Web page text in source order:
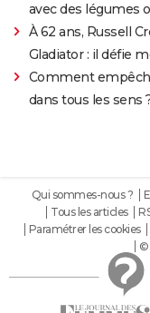
avec des légumes
À 62 ans, Russell
Gladiator : il défie
Comment
dans tous les sens
Qui sommes-nous ?
Tous les articles
Paramétrer les cookies
©